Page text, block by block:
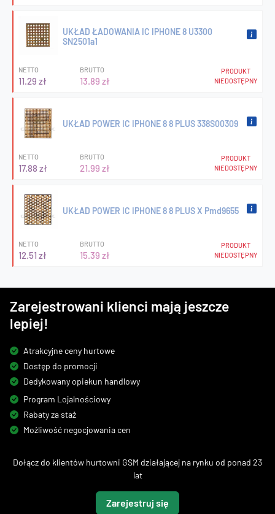
UKŁAD ŁADOWANIA IC IPHONE 8 U3300
SN2501a1
NETTO
11.29 zł
BRUTTO
13.89 zł
PRODUKT
NIEDOSTĘPNY
UKŁAD POWER IC IPHONE 8 8 PLUS 338S00309
NETTO
17.88 zł
BRUTTO
21.99 zł
PRODUKT
NIEDOSTĘPNY
UKŁAD POWER IC IPHONE 8 8 PLUS X Pmd9655
NETTO
12.51 zł
BRUTTO
15.39 zł
PRODUKT
NIEDOSTĘPNY
Zarejestrowani klienci mają jeszcze
lepiej!
Atrakcyjne ceny hurtowe
Dostęp do promocji
Dedykowany opiekun handlowy
Program Lojalnościowy
Rabaty za staż
Możliwość negocjowania cen
Dołącz do klientów hurtowni GSM działającej na rynku od ponad 23
lat
Zarejestruj się